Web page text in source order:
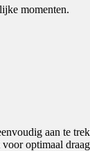
momenten.
aan te
optimaal